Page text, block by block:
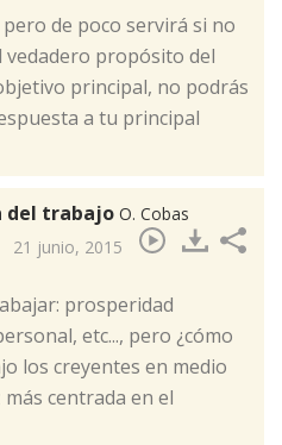
de poco servirá si no
propósito del
principal, no podrás
a tu principal
del trabajo O. Cobas
21 junio, 2015
prosperidad
etc..., pero ¿cómo
los creyentes en medio
más centrada en el